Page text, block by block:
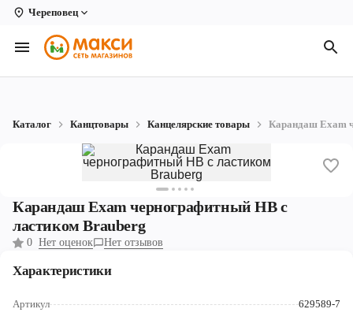
Череповец
Вологда
Архангельск
Коряжма
Котлас
Новодвинск
Каталог Канцтовары Канцелярские товары Карандаш Exam
Карандаш Exam чернографитный HB с
ластиком Brauberg
0 Нет оценок Нет отзывов
Характеристики
Артикул 629589-7